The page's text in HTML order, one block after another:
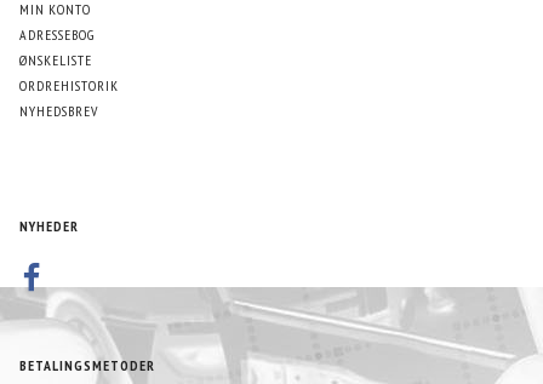
MIN KONTO
ADRESSEBOG
ØNSKELISTE
ORDREHISTORIK
NYHEDSBREV
NYHEDER
BETALINGSMETODER